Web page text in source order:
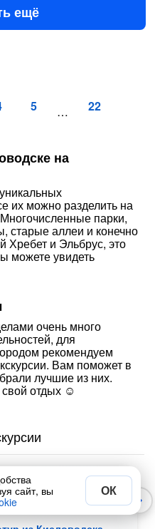
ещё
5 … 22
на
их можно разделить на
парки,
старые аллеи и конечно
Хребет и Эльбрус, это
можете увидеть
очень много
для
рекомендуем
Вам поможет в
лучшие из них.
свой отдых ☺️
сайт, вы
ОК